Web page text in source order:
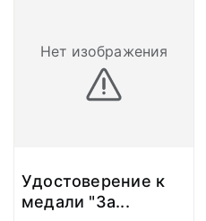
Нет изображения
Удостоверение к
медали "За...